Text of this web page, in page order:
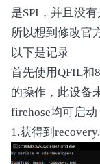
是SPI，并且没
所以想到修改官
以下是记录
首先使用QFIL和
的操作，此设备
firehose均可启动
1.获得到